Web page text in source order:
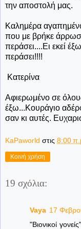
την αποστολή μας.
Καλημέρα
που με βρήκε
περάσει....Ει εκεί
περάσει!!!!
Κατερίνα
Αφιερωμένο σε
έξω...Κουράγιο
σαν κι αυτές.
KaPaworld στις 8:00
Κοινή χρήση
19 σχόλια:
Vaya 17
"Βιονικοί